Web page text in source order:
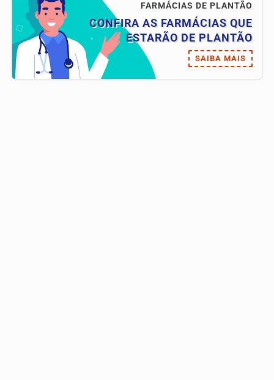
FARMÁCIAS DE PLANTÃO
CONFIRA AS FARMÁCIAS QUE
ESTARÃO DE PLANTÃO
SAIBA MAIS